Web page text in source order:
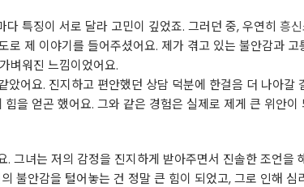
다 특징이 서로 달라 고민이 깊었죠. 그러던 중, 우연히 흥
제 이야기를 들어주셨어요. 제가 겪고 있는 불안감과
벼워진 느낌이었어요.
어요. 진지하고 편안했던 상담 덕분에 한걸음 더 나아갈
을 얻곤 했어요. 그와 같은 경험은 실제로 제게 큰 위안이
그녀는 저의 감정을 진지하게 받아주면서 진솔한 조언을
불안감을 털어놓는 건 정말 큰 힘이 되었고, 그로 인해